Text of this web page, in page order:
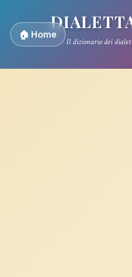
🏠 Home
Il dizionario dei